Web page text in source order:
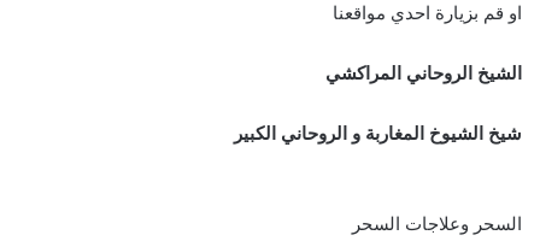
او قم بزيارة احدي مواقعنا
الشيخ الروحاني المراكشي
شيخ الشيوخ المغاربة و الروحاني الكبير
السحر وعلاجات السحر